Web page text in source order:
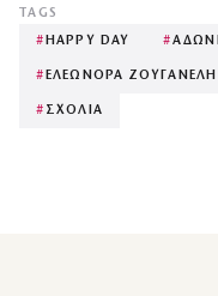
TAGS
#HAPPY DAY #
#ΕΛΕΩΝΟΡΑ ΖΟΥΓΑΝΕΛΗ
# ΣΧΟΛΙΑ